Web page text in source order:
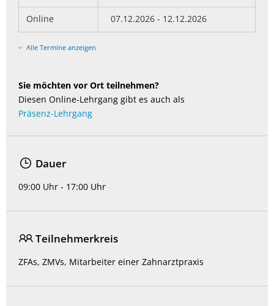
Online 07.12.2026 - 12.12.2026
Alle Termine anzeigen
Sie möchten vor Ort teilnehmen?
Diesen Online-Lehrgang gibt es auch als
Präsenz-Lehrgang
Dauer
09:00 Uhr - 17:00 Uhr
Teilnehmerkreis
ZFAs, ZMVs, Mitarbeiter einer Zahnarztpraxis